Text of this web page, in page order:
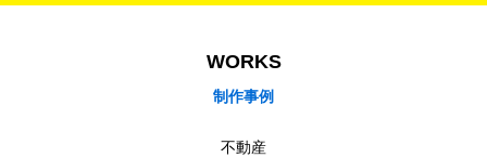
WORKS
制作事例
不動産